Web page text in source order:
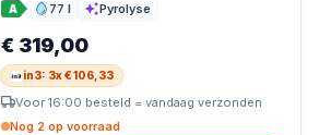
A 77 l
Inhoud Pyrolyse
Reiniging
€ 319,00
in3: 3x € 106,33
Voor 16:00 besteld = vandaag verzonden
Nog 2 op voorraad